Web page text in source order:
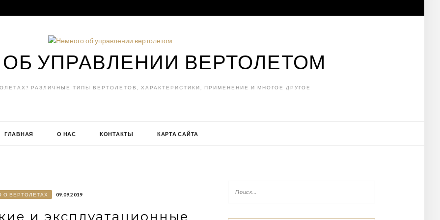
УПРАВЛЕНИИ ВЕРТОЛЕТОМ
РАЗЛИЧНЫЕ ТИПЫ ВЕРТОЛЕТОВ, ХАРАКТЕРИСТИКИ, ПРИМЕНЕНИЕ И МНОГОЕ ДРУГОЕ
ГЛАВНАЯ О НАС КОНТАКТЫ КАРТА САЙТА
О ВЕРТОЛЕТАХ 09.09.2019
и эксплуатационные